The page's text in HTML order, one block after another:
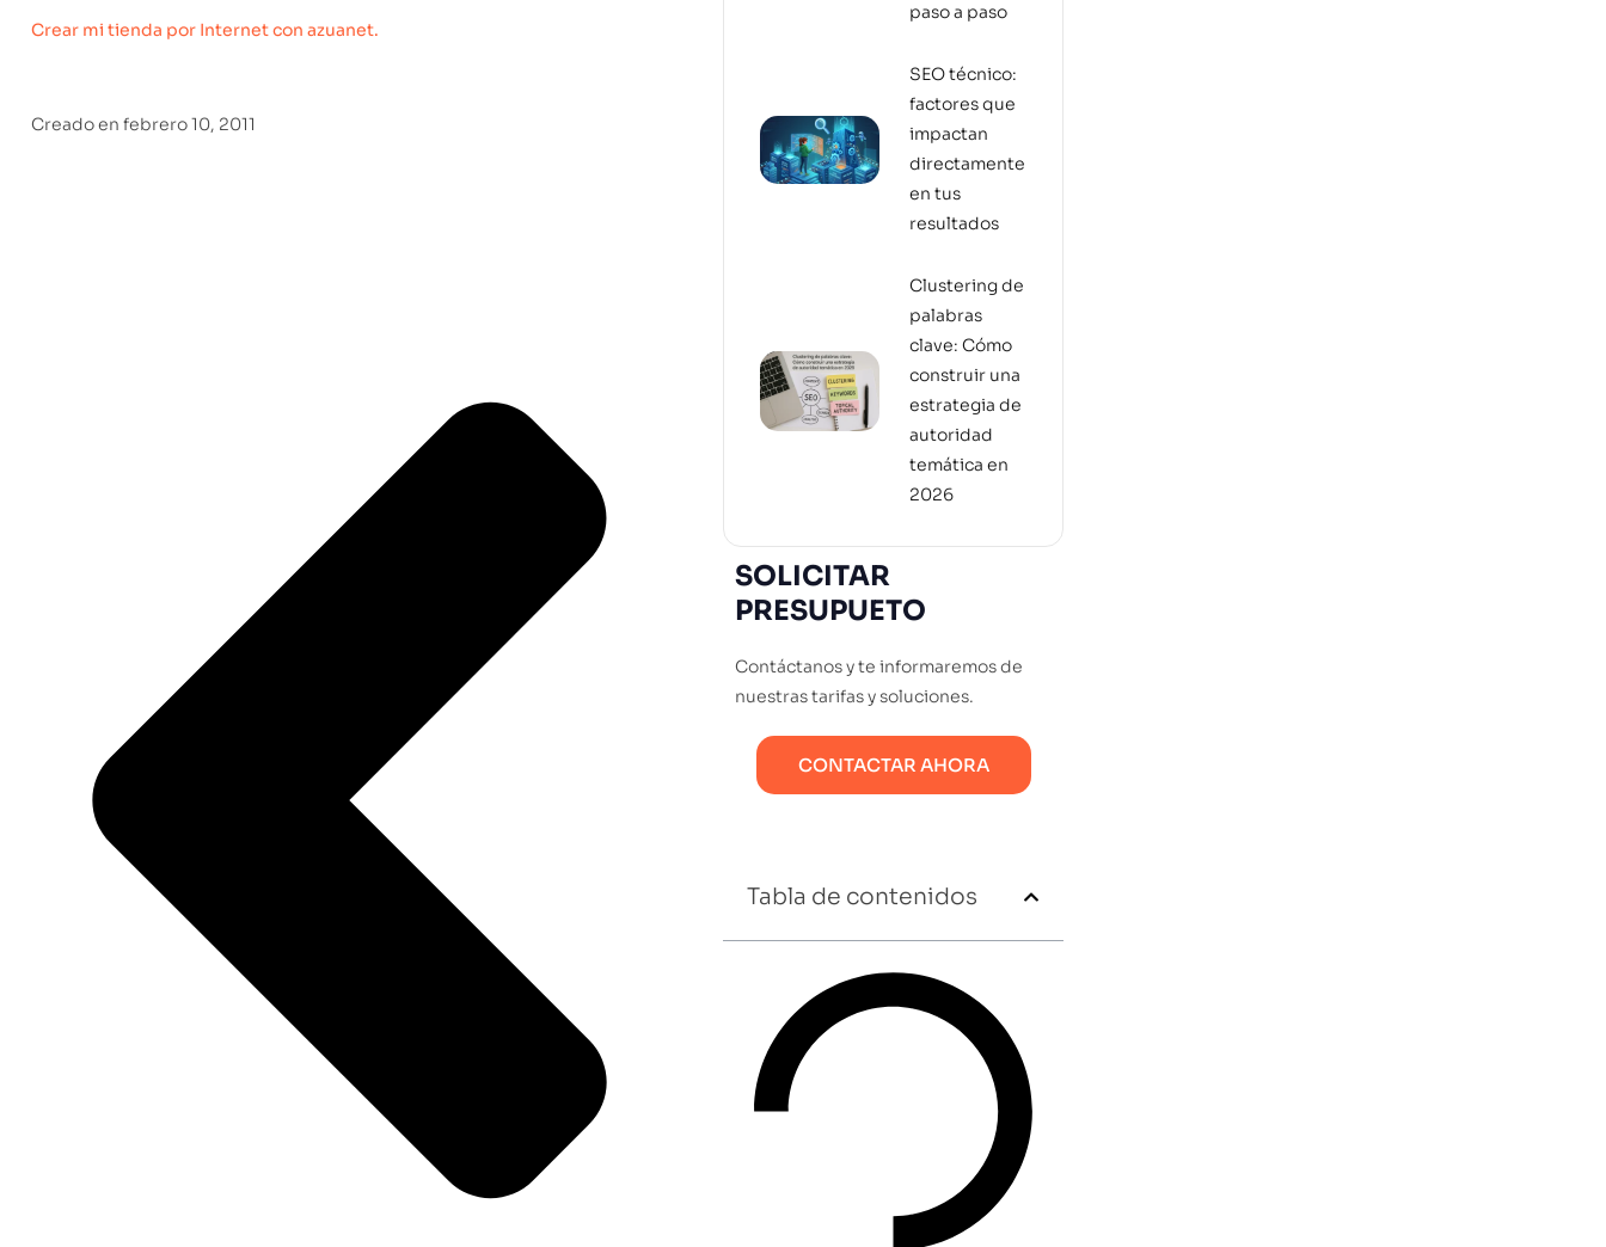
Crear mi tienda por Internet con azuanet.
Creado en febrero 10, 2011
paso a paso
SEO técnico:
factores que
impactan
directamente
en tus
resultados
Clustering de
palabras
clave: Cómo
construir una
estrategia de
autoridad
temática en
2026
SOLICITAR
PRESUPUETO
Contáctanos y te informaremos de
nuestras tarifas y soluciones.
CONTACTAR AHORA
Tabla de contenidos